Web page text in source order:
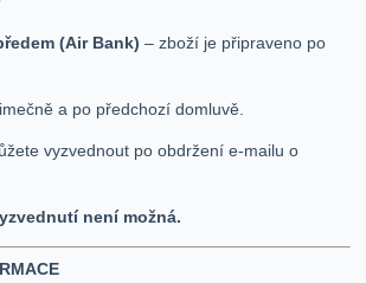
(Air Bank) – zboží je připraveno po
a po předchozí domluvě.
vyzvednout po obdržení e-mailu o
není možná.